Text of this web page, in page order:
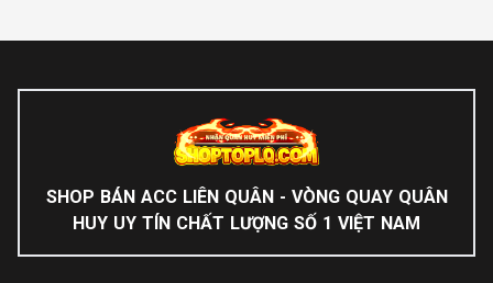
SHOP BÁN ACC LIÊN QUÂN - VÒNG QUAY QUÂN
HUY UY TÍN CHẤT LƯỢNG SỐ 1 VIỆT NAM